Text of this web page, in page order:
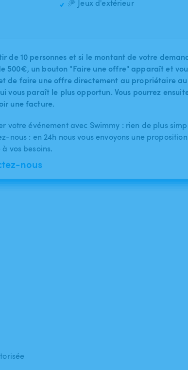
🥏 Jeux d'extérieur
de 10 personnes et si le montant de votre
500€, un bouton "Faire une offre" apparaît et
de faire une offre directement au propriétaire au
vous paraît le plus opportun. Vous pourrez
une facture.
votre événement avec Swimmy : rien de plus
nous : en 24h nous vous envoyons une proposition
vos besoins.
nous